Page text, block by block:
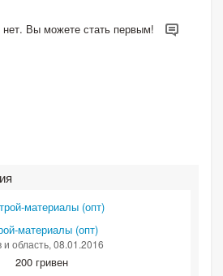
нет. Вы можете стать первым!
материалы (опт)
и область, 08.01.2016
200 гривен